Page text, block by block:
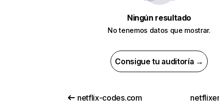
Ningún resultado
No tenemos datos que mostrar.
Consigue tu auditoría →
netflix-codes.com